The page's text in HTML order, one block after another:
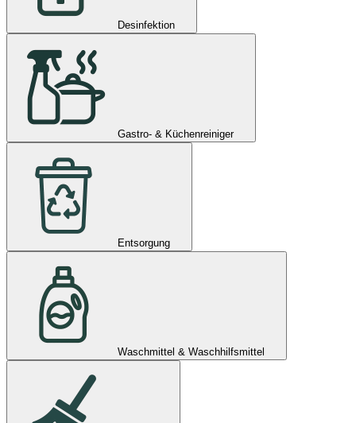
Desinfektion
Gastro- & Küchenreiniger
Entsorgung
Waschmittel & Waschhilfsmittel